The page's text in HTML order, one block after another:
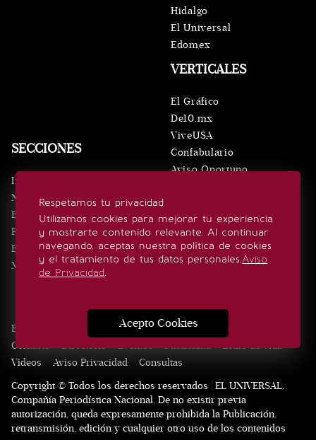
Respetamos tu privacidad
Utilizamos cookies para mejorar tu experiencia
y mostrarte contenido relevante. Al continuar
navegando, aceptas nuestra política de cookies
y el tratamiento de tus datos personales.Aviso
de Privacidad.
Acepto Cookies
SECCIONES
Inicio
Noticias
Eventos
Realeza
Estilo de vida
Minuto x Minuto
VERTICALES
El Gráfico
De10.mx
ViveUSA
Confabulario
Aviso Oportuno
Hidalgo
El Universal
Edomex
SÍGUENOS
Edición Impresa Noticias Quiénes somos
Contacto
Directorio Eventos Publicidad
Estilo de vida
Videos
Aviso Privacidad
Consultas
Copyright © Todos los derechos reservados | EL UNIVERSAL,
Compañía Periodística Nacional. De no existir previa
autorización, queda expresamente prohibida la Publicación,
retransmisión, edición y cualquier otro uso de los contenidos